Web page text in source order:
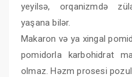
yeyilsə, orqanizmdə
yaşana bilər.
Makaron və ya xingal
pomidorla karbohidrat
olmaz. Həzm prosesi